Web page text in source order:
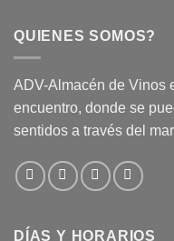
QUIENES SOMOS?
ADV-Almacén de Vinos
encuentro, donde se
sentidos a través del
DÍAS Y HORARIOS